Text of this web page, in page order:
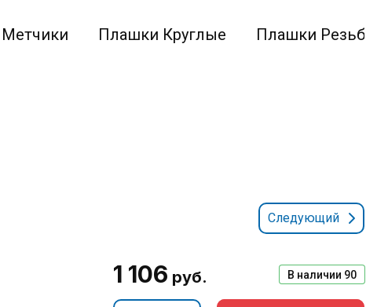
Метчики Плашки Круглые Плашки
Следующий
В наличии 90
1 106 руб.